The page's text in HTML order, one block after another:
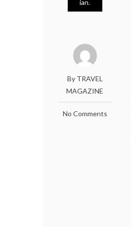
ian.
By TRAVEL
MAGAZINE
No Comments